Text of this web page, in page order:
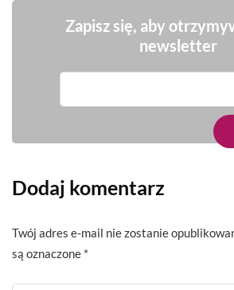
Zapisz się, aby
newsletter
Dodaj komentarz
Twój adres e-mail nie zostanie
są oznaczone *